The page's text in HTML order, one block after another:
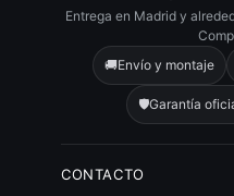
Entrega en Madrid y
🚚Envío y montaje
🛡️Garantía
CONTACTO